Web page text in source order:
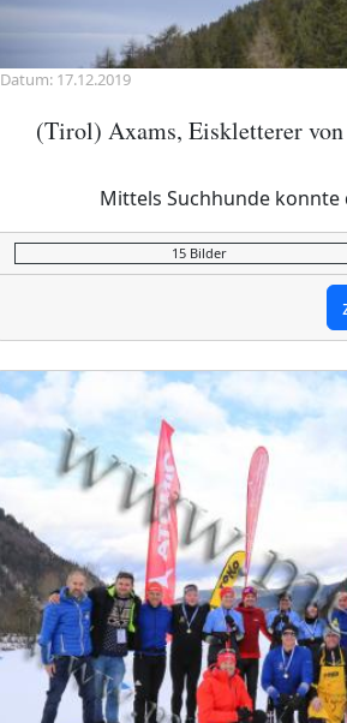
Datum: 17.12.2019
(Tirol) Axams, Eiskletterer
Mittels Suchhunde
15 Bilder